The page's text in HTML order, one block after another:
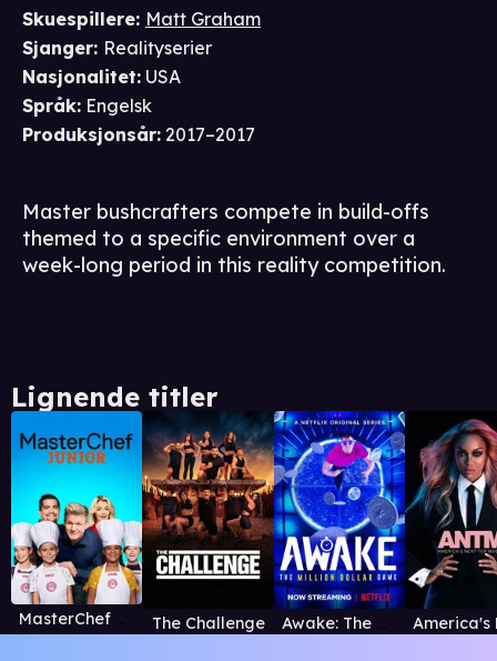
Skuespillere: Matt Graham
Sjanger: Realityserier
Nasjonalitet: USA
Språk: Engelsk
Produksjonsår: 2017–2017
Master bushcrafters compete in build-offs
themed to a specific environment over a
week-long period in this reality competition.
Lignende titler
MasterChef Junior The Challenge Awake: The Million Dollar Game